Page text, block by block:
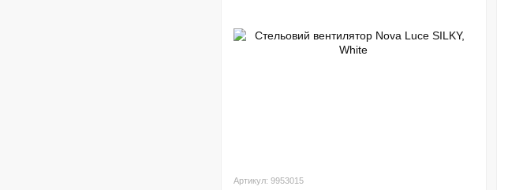
Артикул: 9953015